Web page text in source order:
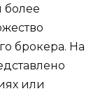
более
брокера. На
или